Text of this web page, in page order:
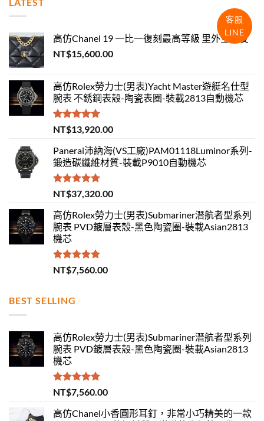
高仿Chanel 19 一比一復刻最高等級 里外全羊皮
NT$15,600.00
高仿Rolex勞力士(男表)Yacht Master遊艇名仕型
腕表 不銹鋼表殼-陶瓷表圈-裝載2813自動機芯
評分5.00
滿分 5
NT$13,920.00
Panerai沛納海(VS工廠)PAM01118Luminor系列-
鍛造碳纖維材質-裝載P9010自動機芯
評分5.00
滿分 5
NT$37,320.00
高仿Rolex勞力士(男表)Submariner潛航者型系列
腕表 PVD鍍層表殼-黑色陶瓷圈-裝載Asian2813
機芯
評分 5.00
滿分 5
NT$7,560.00
BEST SELLING
高仿Rolex勞力士(男表)Submariner潛航者型系列
腕表 PVD鍍層表殼-黑色陶瓷圈-裝載Asian2813
機芯
評分 5.00
滿分 5
NT$7,560.00
高仿Chanel小香圓形耳釘，非常小巧精美的一款
客服
LINE